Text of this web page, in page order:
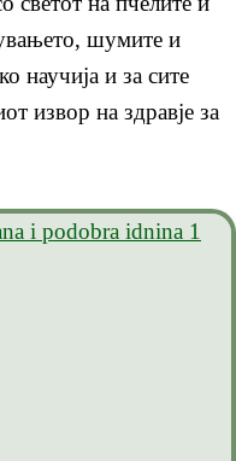
шумите и
научија и за сите
извор на здравје за